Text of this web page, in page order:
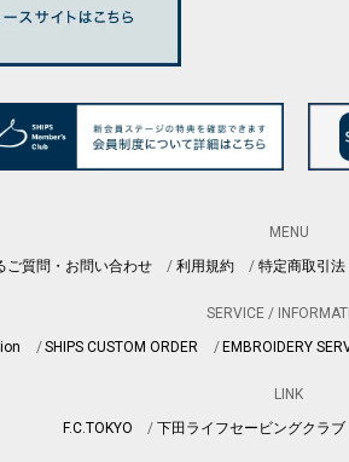
MENU
ご質問・お問い合わせ 利用規約 特定商取引法
SERVICE /
SHIPS CUSTOM ORDER EMBROIDERY
LINK
F.C.TOKYO
下田ライフセービングクラブ